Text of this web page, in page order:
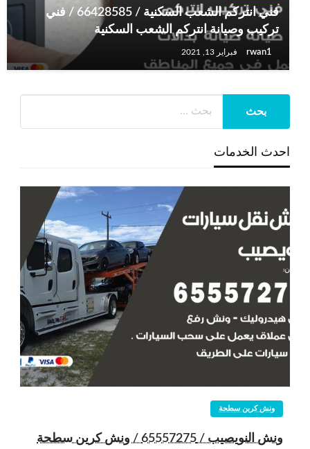
فني انتركم الشعب السكنية / 66428585 / فني
تركيب وصيانة انتركم الشعب السكنية
rwan1 فبراير 13, 2021
احدث الخدمات
ونش كرين سطحة
ونش النويصيب / 65557275 / ونش كرين سطحة